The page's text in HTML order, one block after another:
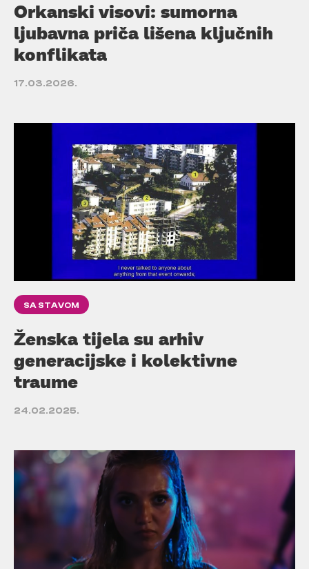
Orkanski visovi: sumorna
ljubavna priča lišena ključnih
konflikata
17.03.2026.
SA STAVOM
Ženska tijela su arhiv
generacijske i kolektivne
traume
24.02.2025.